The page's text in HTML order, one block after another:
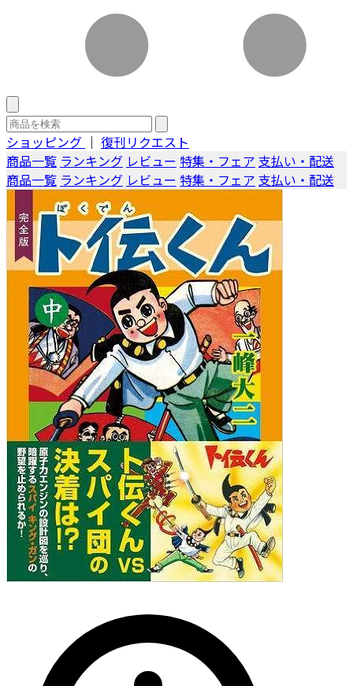
ショッピング ｜ 復刊リクエスト
商品一覧 ランキング レビュー 特集・フェア 支払い・配送
商品一覧 ランキング レビュー 特集・フェア 支払い・配送